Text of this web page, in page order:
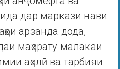
дар маркази нави
арзанда дода,
маҳорату малакаи
аҳолӣ ва тарбияи